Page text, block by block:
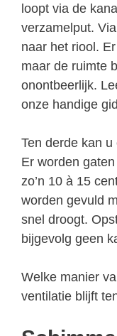
loopt via de
verzamelput.
naar het riool.
maar de ruimte
onontbeerlijk.
onze handige
Ten derde kan
Er worden
zo’n 10 à 15
worden gevuld
snel droogt.
bijgevolg geen
Welke manier
ventilatie blijft